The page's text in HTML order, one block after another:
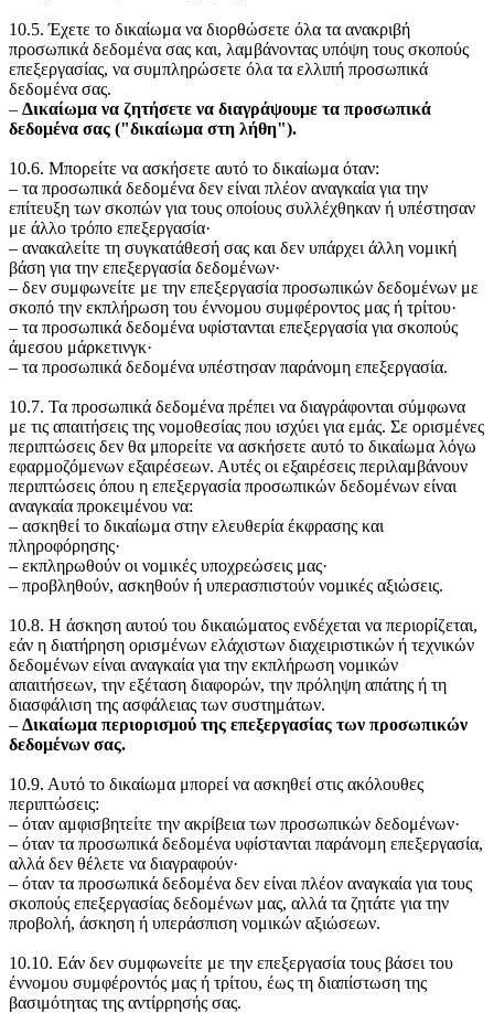
10.5. Έχετε το δικαίωμα να διορθώσετε όλα τα ανακριβή
προσωπικά δεδομένα σας και, λαμβάνοντας υπόψη τους σκοπούς
επεξεργασίας, να συμπληρώσετε όλα τα ελλιπή προσωπικά
δεδομένα σας.
‒ Δικαίωμα να ζητήσετε να διαγράψουμε τα προσωπικά
δεδομένα σας ("δικαίωμα στη λήθη").
10.6. Μπορείτε να ασκήσετε αυτό το δικαίωμα όταν:
‒ τα προσωπικά δεδομένα δεν είναι πλέον αναγκαία για την
επίτευξη των σκοπών για τους οποίους συλλέχθηκαν ή υπέστησαν
με άλλο τρόπο επεξεργασία·
‒ ανακαλείτε τη συγκατάθεσή σας και δεν υπάρχει άλλη νομική
βάση για την επεξεργασία δεδομένων·
‒ δεν συμφωνείτε με την επεξεργασία προσωπικών δεδομένων με
σκοπό την εκπλήρωση του έννομου συμφέροντος μας ή τρίτου·
‒ τα προσωπικά δεδομένα υφίστανται επεξεργασία για σκοπούς
άμεσου μάρκετινγκ·
‒ τα προσωπικά δεδομένα υπέστησαν παράνομη επεξεργασία.
10.7. Τα προσωπικά δεδομένα πρέπει να διαγράφονται σύμφωνα
με τις απαιτήσεις της νομοθεσίας που ισχύει για εμάς. Σε ορισμένες
περιπτώσεις δεν θα μπορείτε να ασκήσετε αυτό το δικαίωμα λόγω
εφαρμοζόμενων εξαιρέσεων. Αυτές οι εξαιρέσεις περιλαμβάνουν
περιπτώσεις όπου η επεξεργασία προσωπικών δεδομένων είναι
αναγκαία προκειμένου να:
‒ ασκηθεί το δικαίωμα στην ελευθερία έκφρασης και
πληροφόρησης·
‒ εκπληρωθούν οι νομικές υποχρεώσεις μας·
‒ προβληθούν, ασκηθούν ή υπερασπιστούν νομικές αξιώσεις.
10.8. Η άσκηση αυτού του δικαιώματος ενδέχεται να περιορίζεται,
εάν η διατήρηση ορισμένων ελάχιστων διαχειριστικών ή τεχνικών
δεδομένων είναι αναγκαία για την εκπλήρωση νομικών
απαιτήσεων, την εξέταση διαφορών, την πρόληψη απάτης ή τη
διασφάλιση της ασφάλειας των συστημάτων.
‒ Δικαίωμα περιορισμού της επεξεργασίας των προσωπικών
δεδομένων σας.
10.9. Αυτό το δικαίωμα μπορεί να ασκηθεί στις ακόλουθες
περιπτώσεις:
‒ όταν αμφισβητείτε την ακρίβεια των προσωπικών δεδομένων·
‒ όταν τα προσωπικά δεδομένα υφίστανται παράνομη επεξεργασία,
αλλά δεν θέλετε να διαγραφούν·
‒ όταν τα προσωπικά δεδομένα δεν είναι πλέον αναγκαία για τους
σκοπούς επεξεργασίας δεδομένων μας, αλλά τα ζητάτε για την
προβολή, άσκηση ή υπεράσπιση νομικών αξιώσεων.
10.10. Εάν δεν συμφωνείτε με την επεξεργασία τους βάσει του
έννομου συμφέροντός μας ή τρίτου, έως τη διαπίστωση της
βασιμότητας της αντίρρησής σας.